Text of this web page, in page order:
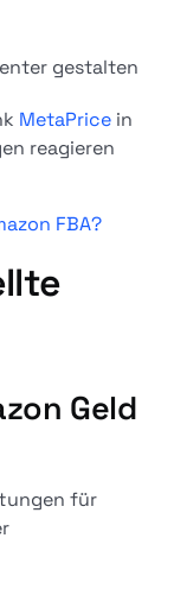
gestalten
MetaPrice in
reagieren
FBA?
Geld
für